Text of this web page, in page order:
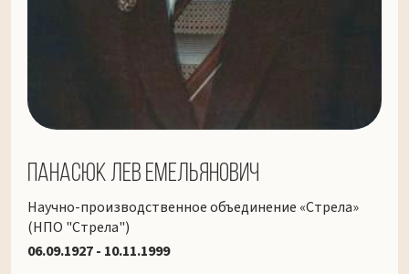
Панасюк Лев Емельянович
Научно-производственное объединение «Стрела»
(НПО "Стрела")
06.09.1927 - 10.11.1999